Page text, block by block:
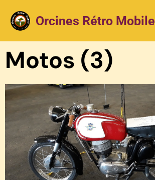
Orcines Rétro Mobile
Motos (3)